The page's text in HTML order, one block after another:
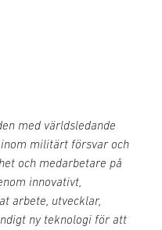
med världsledande
militärt försvar och
och medarbetare på
innovativt,
arbete, utvecklar,
ny teknologi för att